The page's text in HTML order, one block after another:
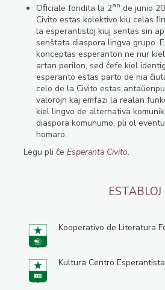
Oﬁciale fondita la 2an de junio
Civito estas kolektivo kiu celas
la esperantistoj kiuj sentas sin
senŝtata diaspora lingva grupo.
konceptas esperanton ne nur
artan perilon, sed ĉefe kiel
esperanto estas parto de nia
celo de la Civito estas
valorojn kaj emfazi la realan
kiel lingvo de alternativa
diaspora komunumo, pli ol
homaro.
Legu pli ĉe Esperanta Civito.
ESTABLOJ
Kooperativo de Literatura
Kultura Centro Esperantista